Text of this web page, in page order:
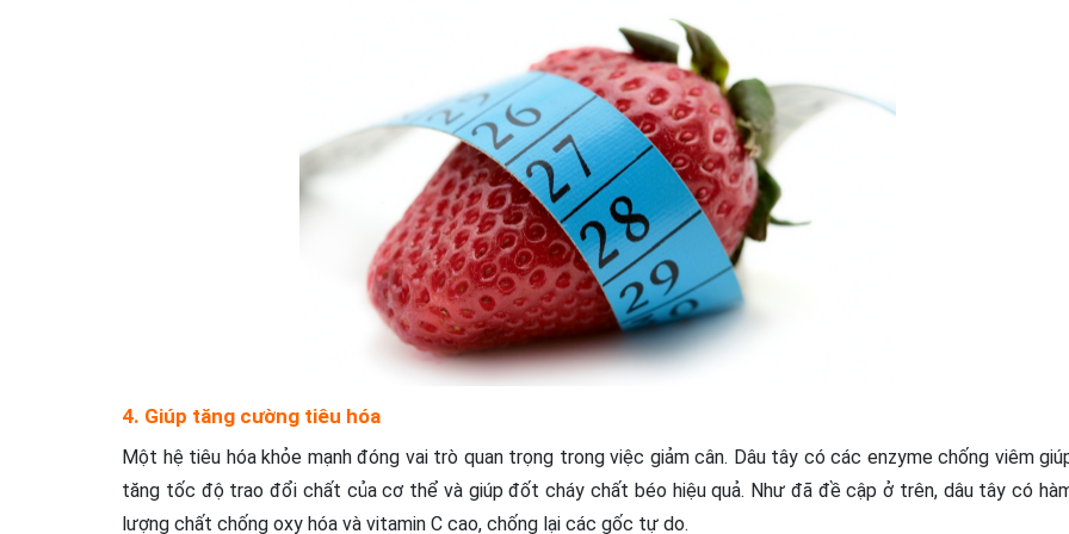
4. Giúp tăng cường tiêu hóa
Một hệ tiêu hóa khỏe mạnh đóng vai trò quan trọng trong việc giảm cân. Dâu tây có các enzyme chống viêm
tăng tốc độ trao đổi chất của cơ thể và giúp đốt cháy chất béo hiệu quả. Như đã đề cập ở trên, dâu tây có
lượng chất chống oxy hóa và vitamin C cao, chống lại các gốc tự do.